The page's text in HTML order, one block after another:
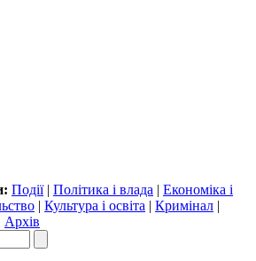
Події| Політика і влада | Економіка і
| Культура і освіта | Кримінал |
Архів